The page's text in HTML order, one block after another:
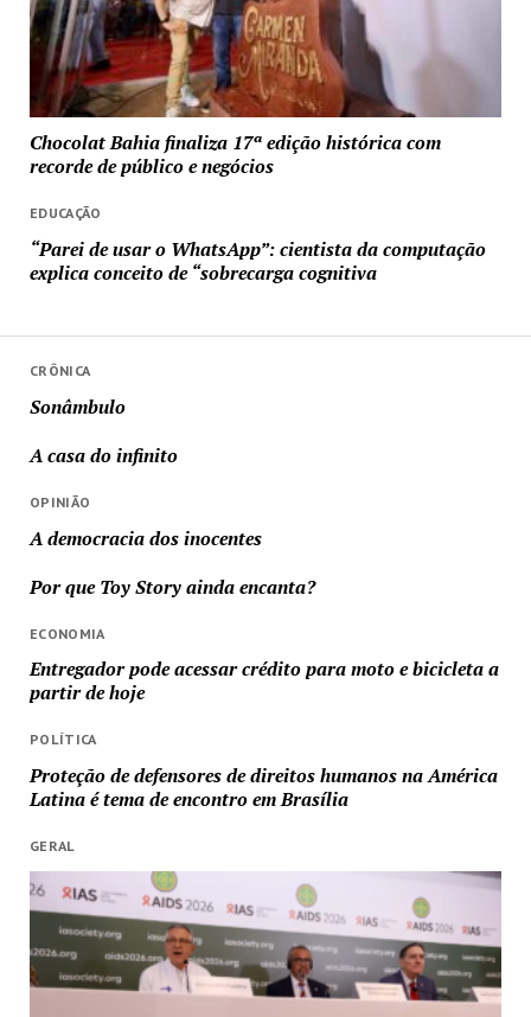
Chocolat Bahia finaliza 17ª edição histórica com
recorde de público e negócios
EDUCAÇÃO
“Parei de usar o WhatsApp”: cientista da computação
explica conceito de “sobrecarga cognitiva
CRÔNICA
Sonâmbulo
A casa do infinito
OPINIÃO
A democracia dos inocentes
Por que Toy Story ainda encanta?
ECONOMIA
Entregador pode acessar crédito para moto e bicicleta a
partir de hoje
POLÍTICA
Proteção de defensores de direitos humanos na América
Latina é tema de encontro em Brasília
GERAL